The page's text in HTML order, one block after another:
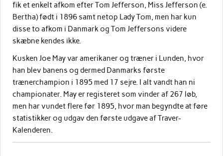
fik et enkelt afkom efter Tom Jefferson, Miss Jefferson (e.
Bertha) født i 1896 samt netop Lady Tom, men har kun
disse to afkom i Danmark og Tom Jeffersons videre
skæbne kendes ikke.
Kusken Joe May var amerikaner og træner i Lunden, hvor
han blev banens og dermed Danmarks første
trænerchampion i 1895 med 17 sejre. I alt vandt han ni
championater. May er registeret som vinder af 267 løb,
men har vundet flere før 1895, hvor man begyndte at føre
statistikker og udgav den første udgave af Traver-
Kalenderen.